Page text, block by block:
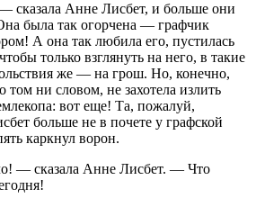
Анне Лисбет, и больше они
была так огорчена — графчик
А она так любила его, пустилась
только взглянуть на него, в такие
же — на грош. Но, конечно,
том ни словом, не захотела излить
вот еще! Та, пожалуй,
больше не в почете у графской
каркнул ворон.
— сказала Анне Лисбет. — Что